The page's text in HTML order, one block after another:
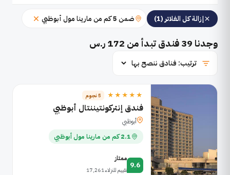
إزالة كل الفلاتر (1) ضمن 5 كم من مارينا مول أبوظبي
وجدنا 39فندق تبدأ من 172 ر.س
★★★★★ 5 نجوم
فندق إنتركونتيننتال أبوظبي
أبوظبي
2.1 كم من مارينا مول أبوظبي
9.6
ممتاز
تقييم للنزلاء 17,261